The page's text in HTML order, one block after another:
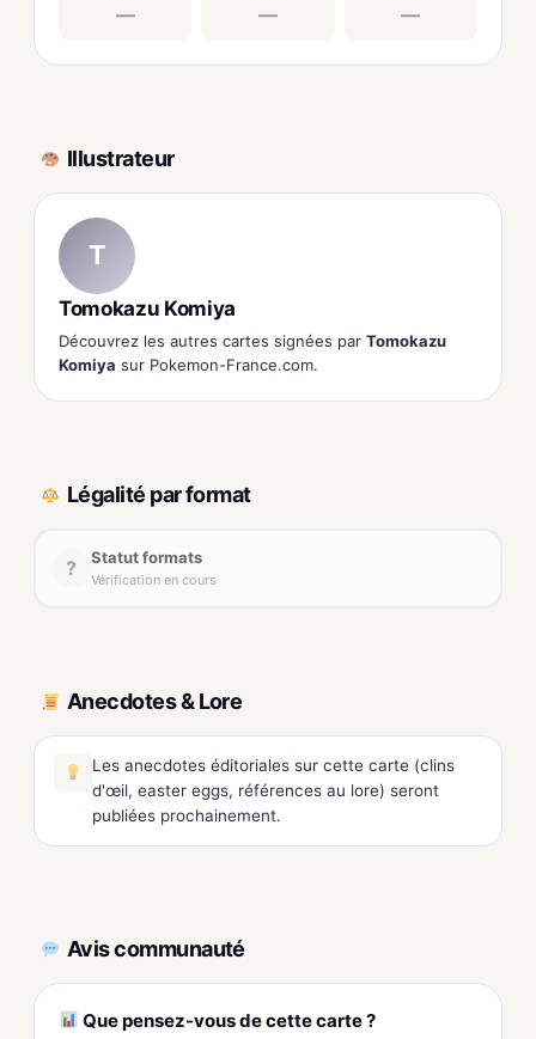
— — —
Illustrateur
T
Tomokazu Komiya
Découvrez les autres cartes signées par Tomokazu
Komiya sur Pokemon-France.com.
Légalité par format
? Statut formats
Vérification en cours
Anecdotes & Lore
Les anecdotes éditoriales sur cette carte (clins
d'œil, easter eggs, références au lore) seront
publiées prochainement.
Avis communauté
Que pensez-vous de cette carte ?